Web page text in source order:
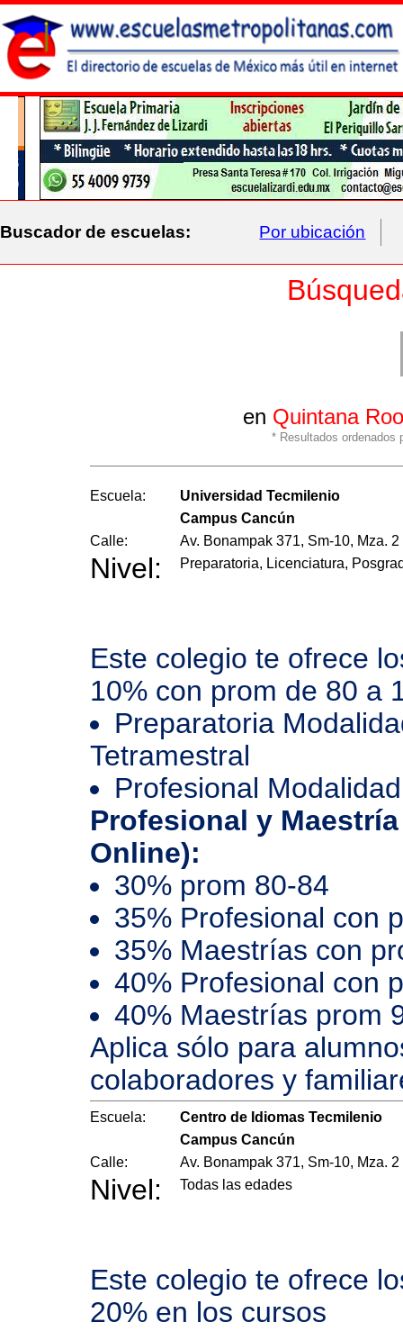
Buscador de escuelas: Por ubicación
en Quintana
* Resultados ordenados
Escuela:
Universidad Tecmilenio
Campus Cancún
Calle:
Av. Bonampak 371, Sm-10, Mza. 2
Nivel: Preparatoria, Licenciatura,
Este colegio te ofrece
10% con prom de 80 a
Preparatoria
Tetramestral
Profesional
Profesional y
Online):
30% prom 80-84
35% Profesional con
35% Maestrías con
40% Profesional con
40% Maestrías prom
Aplica sólo para
colaboradores y
Escuela:
Centro de Idiomas Tecmilenio
Campus Cancún
Calle:
Av. Bonampak 371, Sm-10, Mza. 2
Nivel: Todas las edades
Este colegio te ofrece
20% en los cursos